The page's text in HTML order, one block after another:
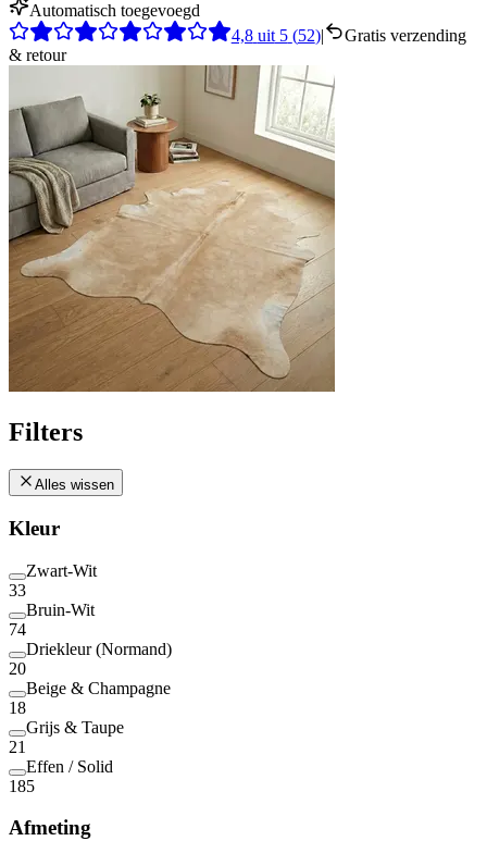
Automatisch toegevoegd
4,8 uit5 (52)|
Gratis verzending
& retour
Filters
Alles wissen
Kleur
Zwart-Wit
33
Bruin-Wit
74
Driekleur (Normand)
20
Beige & Champagne
18
Grijs & Taupe
21
Effen / Solid
185
Afmeting